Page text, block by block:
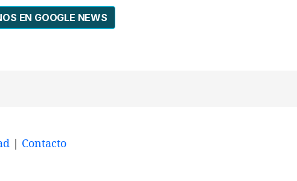
EN GOOGLE NEWS
| Contacto